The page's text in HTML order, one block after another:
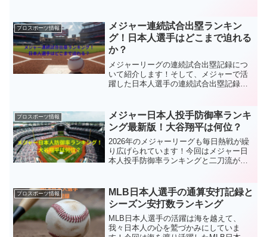
ばないボールを使用の可能性も噂されて
いました。しかし、...
プロスポーツ情報
メジャー連続試合出塁ランキン
グ！日本人選手はどこまで迫れる
か？
メジャーリーグの連続試合出塁記録につ
いて紹介します！そして、メジャーで活
躍した日本人選手の連続試合出塁記録と
最強グッズ ＼手に入れておき
ませんか？／(functi...
プロスポーツ情報
メジャー日本人投手防御率ランキ
ング最新版！大谷翔平は何位？
2026年のメジャーリーグも毎日熱戦が繰
り広げられています！今回はメジャー日
本人投手防御率ランキングと二刀流が復
手 防御率ランキング2026年防御率ラン
キングア・リーグ...
プロスポーツ情報
MLB日本人選手の通算安打記録と
シーズン安打数ランキング
MLB日本人選手の活躍は海を越えて、
我々日本人の心を鷲づかみにしていま